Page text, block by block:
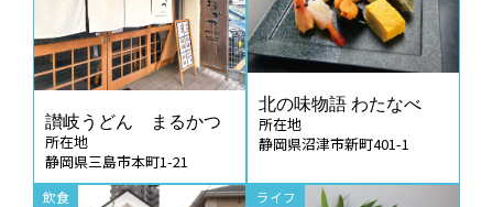
讃岐うどん まるかつ
所在地
静岡県三島市本町1-21
北の味物語 わたなべ
所在地
静岡県沼津市新町401-1
飲食 ライフ